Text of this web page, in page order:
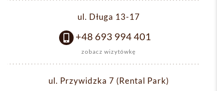
ul. Długa 13-17
+48 693 994 401
zobacz wizytówkę
ul. Przywidzka 7 (Rental Park)